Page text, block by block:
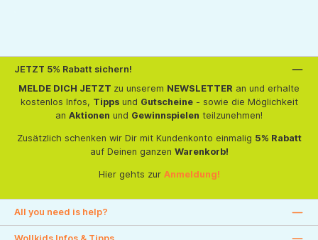
JETZT 5% Rabatt sichern!
MELDE DICH JETZT zu unserem NEWSLETTER an und erhalte
kostenlos Infos, Tippsund Gutscheine- sowie die Möglichkeit
an Aktionen und Gewinnspielen teilzunehmen!
Zusätzlich schenken wir Dir mit Kundenkonto einmalig 5% Rabatt
auf Deinen ganzen Warenkorb!
Hier gehts zur Anmeldung!
All you need is help?